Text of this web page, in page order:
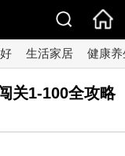
生活家居 健康养
关1-100全攻略